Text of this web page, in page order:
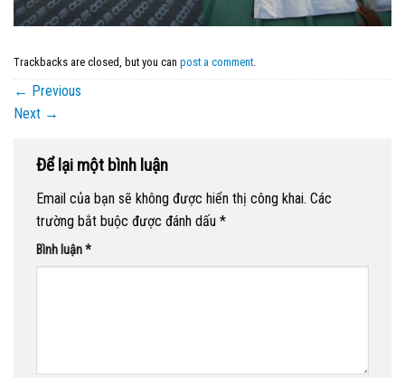
Trackbacks are closed, but you can post a comment
← Previous
Next →
Để lại một bình luận
Email của bạn sẽ không được hiển thị công khai. Các
trường bắt buộc được đánh dấu *
Bình luận*